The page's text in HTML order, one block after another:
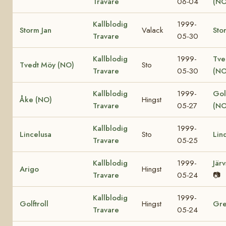
Storm Jan
Kallblodig
Travare
Valack
1999-
05-30
Tvedt Möy (NO)
Kallblodig
Travare
Sto
1999-
05-30
Åke (NO)
Kallblodig
Travare
Hingst
1999-
05-27
Lincelusa
Kallblodig
Travare
Sto
1999-
05-25
Arigo
Kallblodig
Travare
Hingst
1999-
05-24
📷
Golftroll
Kallblodig
Travare
Hingst
1999-
05-24